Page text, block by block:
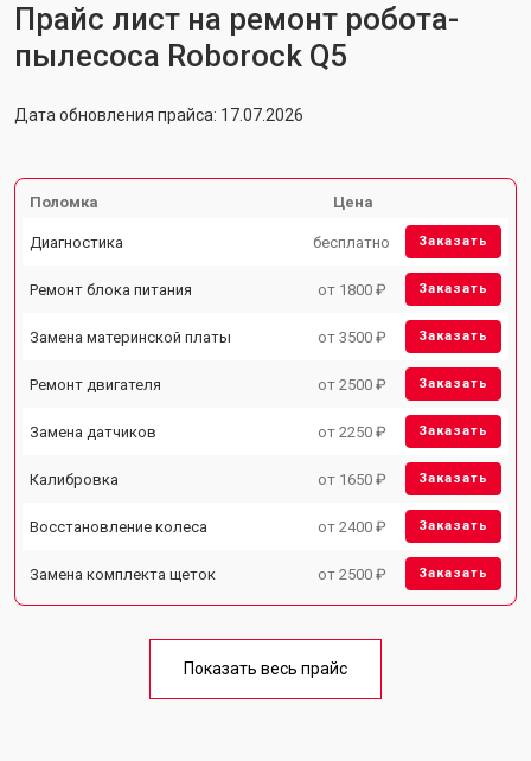
Прайс лист на ремонт робота-
пылесоса Roborock Q5
Дата обновления прайса: 17.07.2026
Поломка Цена
Диагностика бесплатно Заказать
Ремонт блока питания от 1800 ₽ Заказать
Замена материнской платы от 3500 ₽ Заказать
Ремонт двигателя от 2500 ₽ Заказать
Замена датчиков от 2250 ₽ Заказать
Калибровка от 1650 ₽ Заказать
Восстановление колеса от 2400 ₽ Заказать
Замена комплекта щеток от 2500 ₽ Заказать
Показать весь прайс